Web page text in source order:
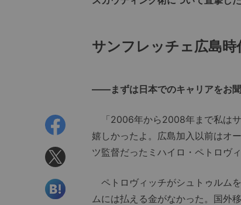
サンフレッチェ広島
――まずは日本でのキャリアをお聞
「2006年から2008年まで私はサ
嬉しかったよ。広島加入以前はオ
ツ監督だったミハイロ・ペトロヴ
ペトロヴィッチがシュトゥルム
ムには払える金がなかった。国外